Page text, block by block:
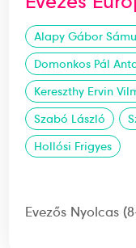
Alapy Gábor
Domonkos Pál
Kereszthy Ervin
Szabó László
Hollósi Frigyes
Evezős Nyolcas